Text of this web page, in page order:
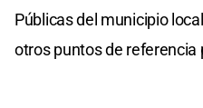
Públicas del municipio
otros puntos de referencia